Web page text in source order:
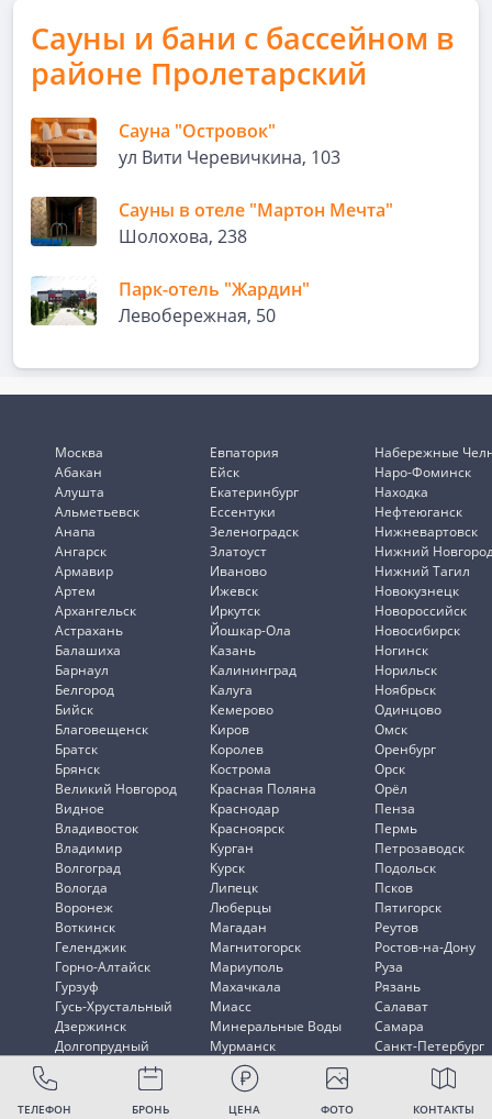
Сауны и бани с бассейном в
районе Пролетарский
Сауна "Островок"
ул Вити Черевичкина, 103
Сауны в отеле "Мартон Мечта"
Шолохова, 238
Парк-отель "Жардин"
Левобережная, 50
ТЕЛЕФОН БРОНЬ ЦЕНА ФОТО КОНТАКТЫ
Москва
Абакан
Алушта
Альметьевск
Анапа
Ангарск
Армавир
Артем
Архангельск
Астрахань
Балашиха
Барнаул
Белгород
Бийск
Благовещенск
Братск
Брянск
Великий Новгород
Видное
Владивосток
Владимир
Волгоград
Вологда
Воронеж
Воткинск
Геленджик
Горно-Алтайск
Гурзуф
Гусь-Хрустальный
Дзержинск
Долгопрудный
Евпатория
Ейск
Екатеринбург
Ессентуки
Зеленоградск
Златоуст
Иваново
Ижевск
Иркутск
Йошкар-Ола
Казань
Калининград
Калуга
Кемерово
Киров
Королев
Кострома
Красная Поляна
Краснодар
Красноярск
Курган
Курск
Липецк
Люберцы
Магадан
Магнитогорск
Мариуполь
Махачкала
Миасс
Минеральные Воды
Мурманск
Мытищи
Набережные
Наро-Фоминск
Находка
Нефтеюганск
Нижневартовск
Нижний
Нижний Тагил
Новокузнецк
Новороссийск
Новосибирск
Ногинск
Норильск
Ноябрьск
Одинцово
Омск
Оренбург
Орск
Орёл
Пенза
Пермь
Петрозаводск
Подольск
Псков
Пятигорск
Реутов
Ростов-на-Дону
Руза
Рязань
Салават
Самара
Санкт-Петербург